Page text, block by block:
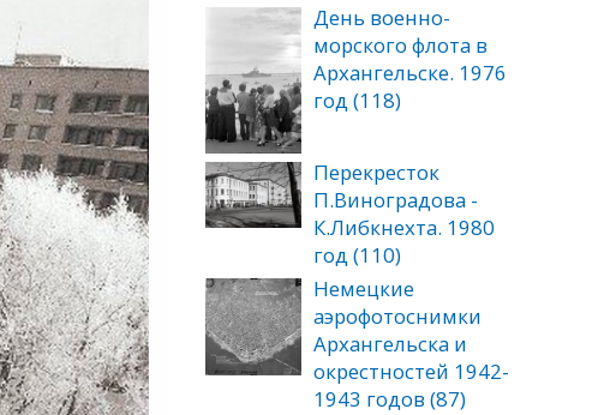
День военно-
морского флота в
Архангельске. 1976
год (118)
Перекресток
П.Виноградова -
К.Либкнехта. 1980
год (110)
Немецкие
аэрофотоснимки
Архангельска и
окрестностей 1942-
1943 годов (87)